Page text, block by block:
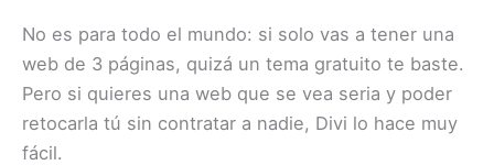
No es para todo el mundo: si solo vas a tener una
web de 3 páginas, quizá un tema gratuito te baste.
Pero si quieres una web que se vea seria y poder
retocarla tú sin contratar a nadie, Divi lo hace muy
fácil.